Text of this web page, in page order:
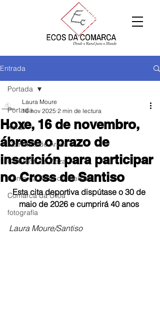
Entrada
Portada
Xeral
Comarca de Arzúa
Comarca de Deza
Comarca Terra de Melide
Comarca da Ulloa
fotografía
Portada
Hoxe, 16 de novembro,
ábrese o prazo de
inscrición para participar
no Cross de Santiso
Laura Moure
16 nov 2025 2 min de lectura
Esta cita deportiva dispútase o 30 de
maio de 2026 e cumprirá 40 anos
Laura Moure/Santiso